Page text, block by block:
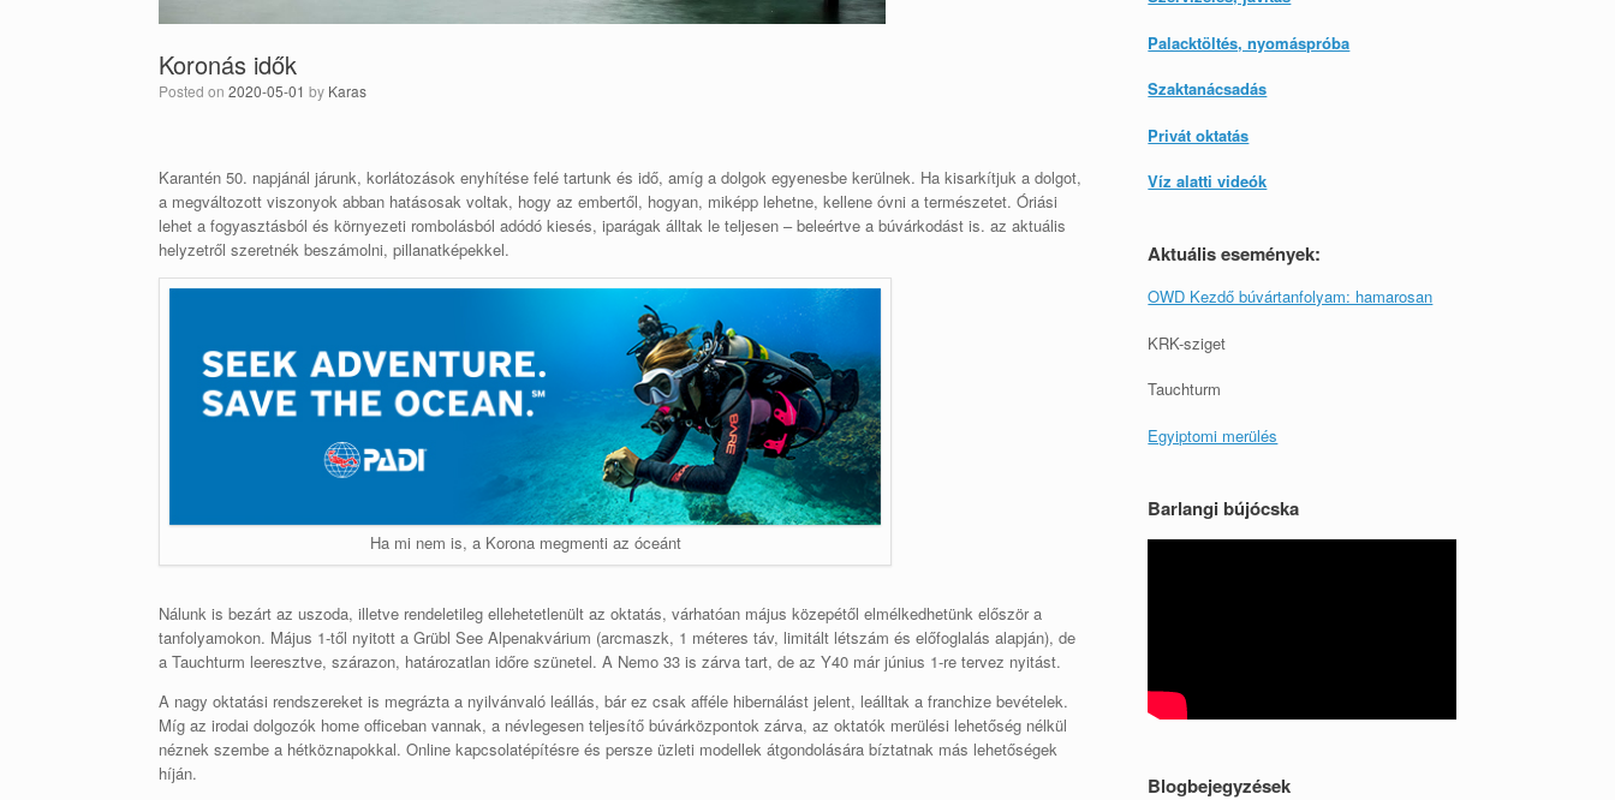
Koronás idők
Posted on 2020-05-01 by Karas
Karantén 50. napjánál járunk, korlátozások enyhítése felé tartunk és idő, amíg a dolgok egyenesbe kerülnek. Ha kisarkítjuk a dolgot,
a megváltozott viszonyok abban hatásosak voltak, hogy az embertől, hogyan, miképp lehetne, kellene óvni a természetet. Óriási
lehet a fogyasztásból és környezeti rombolásból adódó kiesés, iparágak álltak le teljesen – beleértve a búvárkodást is. az aktuális
helyzetről szeretnék beszámolni, pillanatképekkel.
Ha mi nem is, a Korona megmenti az óceánt
Nálunk is bezárt az uszoda, illetve rendeletileg ellehetetlenült az oktatás, várhatóan május közepétől elmélkedhetünk először a
tanfolyamokon. Május 1-től nyitott a Grübl See Alpenakvárium (arcmaszk, 1 méteres táv, limitált létszám és előfoglalás alapján), de
a Tauchturm leeresztve, szárazon, határozatlan időre szünetel. A Nemo 33 is zárva tart, de az Y40 már június 1-re tervez nyitást.
A nagy oktatási rendszereket is megrázta a nyilvánvaló leállás, bár ez csak afféle hibernálást jelent, leálltak a franchize bevételek.
Míg az irodai dolgozók home officeban vannak, a névlegesen teljesítő búvárközpontok zárva, az oktatók merülési lehetőség nélkül
néznek szembe a hétköznapokkal. Online kapcsolatépítésre és persze üzleti modellek átgondolására bíztatnak más lehetőségek
híján.
Palacktöltés, nyomáspróba
Szaktanácsadás
Privát oktatás
Víz alatti videók
Aktuális események:
OWD Kezdő búvártanfolyam: hamarosan
KRK-sziget
Tauchturm
Egyiptomi merülés
Barlangi bújócska
Blogbejegyzések